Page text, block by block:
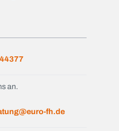
an.
fh.de